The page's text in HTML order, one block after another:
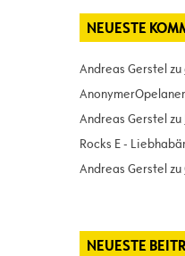
NEUESTE
Andreas Gerstelzu
AnonymerOpelaner
Andreas Gerstelzu
Rocks E -
Andreas Gerstelzu
NEUESTE